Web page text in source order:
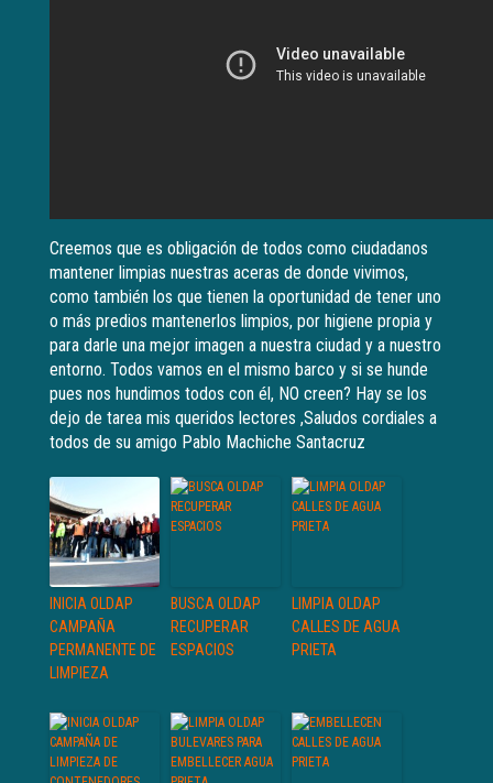
Creemos que es obligación de todos como ciudadanos
mantener limpias nuestras aceras de donde vivimos,
como también los que tienen la oportunidad de tener uno
o más predios mantenerlos limpios, por higiene propia y
para darle una mejor imagen a nuestra ciudad y a nuestro
entorno. Todos vamos en el mismo barco y si se hunde
pues nos hundimos todos con él, NO creen? Hay se los
dejo de tarea mis queridos lectores ,Saludos cordiales a
todos de su amigo Pablo Machiche Santacruz
INICIA OLDAP
CAMPAÑA
PERMANENTE DE
LIMPIEZA
BUSCA OLDAP
RECUPERAR
ESPACIOS
LIMPIA OLDAP
CALLES DE AGUA
PRIETA